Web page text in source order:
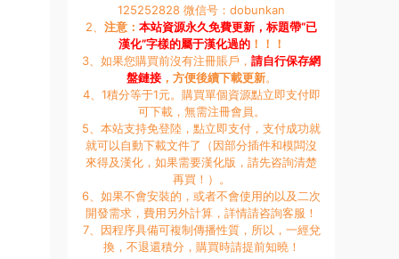
125252828 微信号：dobunkan
2、 注意： 本站資源永久免費更新，标題帶“已
漢化”字樣的屬于漢化過的！！！
3、如果您購買前沒有注冊賬戶， 請自行保存網
盤鏈接，方便後續下載更新。
4、1積分等于1元。購買單個資源點立即支付即
可下載，無需注冊會員。
5、本站支持免登陸，點立即支付，支付成功就
就可以自動下載文件了（因部分插件和模闆沒
來得及漢化，如果需要漢化版，請先咨詢清楚
再買！）。
6、如果不會安裝的，或者不會使用的以及二次
開發需求，費用另外計算，詳情請咨詢客服！
7、因程序具備可複制傳播性質，所以，一經兌
換，不退還積分，購買時請提前知曉！